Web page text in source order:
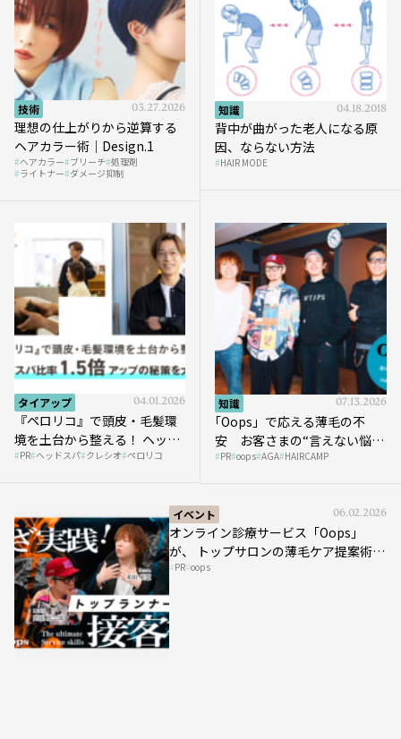
技術 03.27.2026
理想の仕上がりから逆算する
ヘアカラー術｜Design.1
ヘアカラー ブリーチ 処理剤
ライトナー ダメージ抑制
知識 04.18.2018
背中が曲がった老人になる原
因、ならない方法
HAIR MODE
タイアップ 04.01.2026
『ペロリコ』で頭皮・毛髪環
境を土台から整える！ ヘッド
スパ比率1.5倍アップの秘策を
PR ヘッドスパ クレシオ ペロリコ
知識 07.13.2026
｢Oops」で応える薄毛の不
安 お客さまの“言えない悩
み”にどう向き合う？ ＃01
PR oops AGA HAIRCAMP
イベント 06.02.2026
オンライン診療サービス「Oops」
が、 トップサロンの薄毛ケア提案術を
HAIRCAMPで公開！
PR oops